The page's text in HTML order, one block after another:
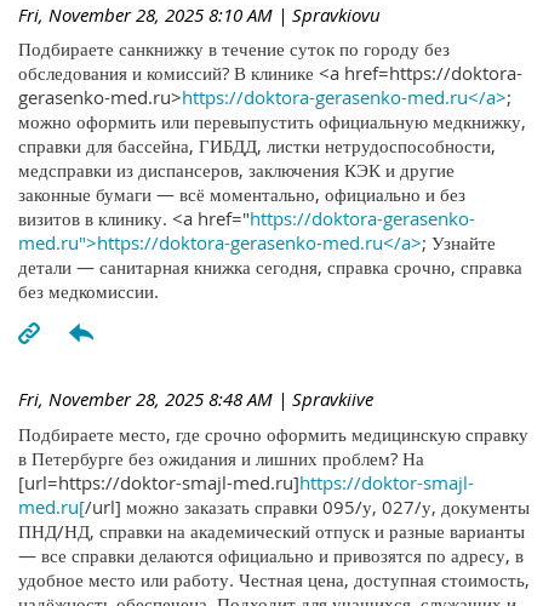
Fri, November 28, 2025 8:10 AM | Spravkiovu
Подбираете санкнижку в течение суток по городу без
обследования и комиссий? В клинике <a href=https://doktora-
gerasenko-med.ru>https://doktora-gerasenko-med.ru</a>;
можно оформить или перевыпустить официальную медкнижку,
справки для бассейна, ГИБДД, листки нетрудоспособности,
медсправки из диспансеров, заключения КЭК и другие
законные бумаги — всё моментально, официально и без
визитов в клинику. <a href="https://doktora-gerasenko-
med.ru">https://doktora-gerasenko-med.ru</a>; Узнайте
детали — санитарная книжка сегодня, справка срочно, справка
без медкомиссии.
Fri, November 28, 2025 8:48 AM | Spravkiive
Подбираете место, где срочно оформить медицинскую справку
в Петербурге без ожидания и лишних проблем? На
[url=https://doktor-smajl-med.ru]https://doktor-smajl-
med.ru[/url] можно заказать справки 095/у, 027/у, документы
ПНД/НД, справки на академический отпуск и разные варианты
— все справки делаются официально и привозятся по адресу, в
удобное место или работу. Честная цена, доступная стоимость,